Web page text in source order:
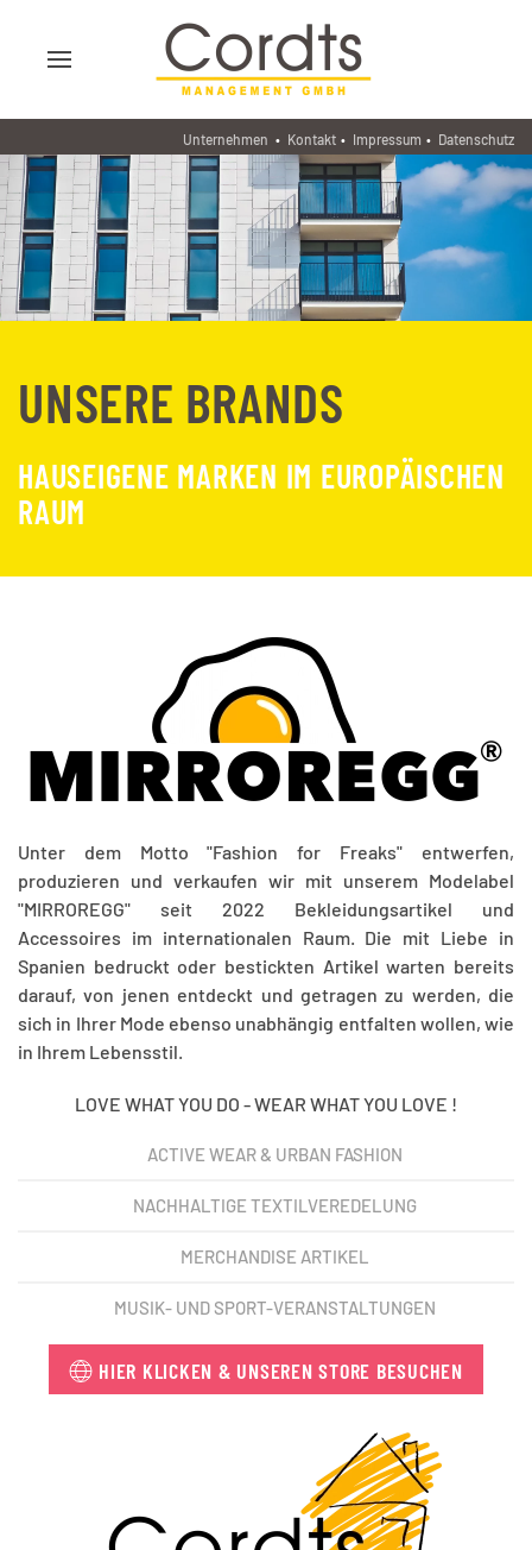
Unternehmen • Kontakt • Impressum • Datenschutz
UNSERE BRANDS
HAUSEIGENE MARKEN IM EUROPÄISCHEN
RAUM
Unter dem Motto "Fashion for Freaks" entwerfen,
produzieren und verkaufen wir mit unserem Modelabel
"MIRROREGG" seit 2022 Bekleidungsartikel und
Accessoires im internationalen Raum. Die mit Liebe in
Spanien bedruckt oder bestickten Artikel warten bereits
darauf, von jenen entdeckt und getragen zu werden, die
sich in Ihrer Mode ebenso unabhängig entfalten wollen, wie
in Ihrem Lebensstil.
LOVE WHAT YOU DO - WEAR WHAT YOU LOVE !
ACTIVE WEAR & URBAN FASHION
NACHHALTIGE TEXTILVEREDELUNG
MERCHANDISE ARTIKEL
MUSIK- UND SPORT-VERANSTALTUNGEN
HIER KLICKEN & UNSEREN STORE BESUCHEN